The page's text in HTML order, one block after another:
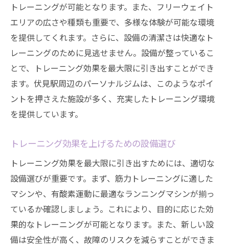
トレーニングが可能となります。また、フリーウェイト
エリアの広さや種類も重要で、多様な体験が可能な環境
を提供してくれます。さらに、設備の清潔さは快適なト
レーニングのために見逃せません。設備が整っているこ
とで、トレーニング効果を最大限に引き出すことができ
ます。伏見駅周辺のパーソナルジムは、このようなポイ
ントを押さえた施設が多く、充実したトレーニング環境
を提供しています。
トレーニング効果を上げるための設備選び
トレーニング効果を最大限に引き出すためには、適切な
設備選びが重要です。まず、筋力トレーニングに適した
マシンや、有酸素運動に最適なランニングマシンが揃っ
ているか確認しましょう。これにより、目的に応じた効
果的なトレーニングが可能となります。また、新しい設
備は安全性が高く、故障のリスクを減らすことができま